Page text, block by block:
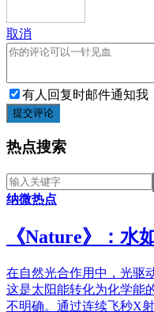
取消
有人回复时邮件通知我
提交评论
热点搜索
纳微热点
《​Nature》：水
在自然光合作用中，光驱
这是太阳能转化为化学能
不明确。通过连续飞秒X